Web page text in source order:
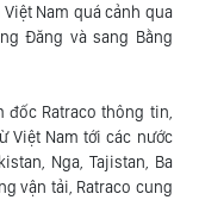
Nam quá cảnh qua
Đăng và sang Bằng
đốc Ratraco thông tin,
Việt Nam tới các nước
Nga, Tajistan, Ba
vận tải, Ratraco cung